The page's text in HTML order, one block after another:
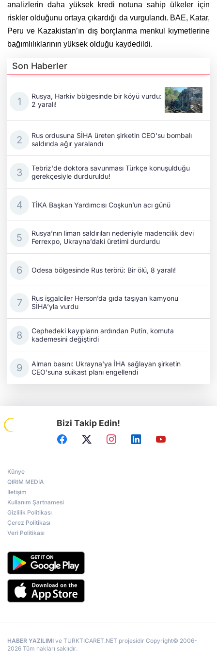
analizlerin daha yüksek kredi notuna sahip ülkeler için
riskler olduğunu ortaya çıkardığı da vurgulandı. BAE, Katar,
Peru ve Kazakistan’ın dış borçlanma menkul kıymetlerine
bağımlılıklarının yüksek olduğu kaydedildi.
Son Haberler
Rusya, Harkiv bölgesinde bir köyü vurdu:
2 yaralı!
Rus ordusuna SİHA üreten şirketin CEO'su bombalı
saldırıda ağır yaralandı
Tebriz'de doktora savunması Türkçe konuşulduğu
gerekçesiyle durduruldu!
TİKA Başkan Yardımcısı Coşkun’un acı günü
Rusya’nın liman saldırıları nedeniyle madencilik devi
Ferrexpo, Ukrayna’daki üretimi durdurdu
Odesa bölgesinde Rus terörü: Bir ölü, 8 yaralı!
Rus işgalciler Herson’da gıda taşıyan kamyonu
SİHA’yla vurdu
Cephedeki kayıpların ardından Putin, komuta
kademesini değiştirdi
Alman basını: Ukrayna'ya İHA sağlayan şirketin
CEO'suna suikast planı engellendi
Bizi Takip Edin!
Künye
QIRIM MEDİA
İletişim
Kullanım Şartnamesi
Gizlilik Politikası
Çerez Politikası
Veri Politikası
HABER YAZILIMI ve TURKTICARET.NET projesidir Copyright© 2006-
2026 Tüm hakları saklıdır.